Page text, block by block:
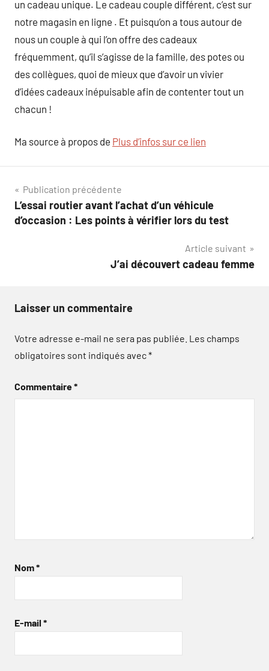
un cadeau unique. Le cadeau couple différent, c’est sur
notre magasin en ligne . Et puisqu’on a tous autour de
nous un couple à qui l’on offre des cadeaux
fréquemment, qu’il s’agisse de la famille, des potes ou
des collègues, quoi de mieux que d’avoir un vivier
d’idées cadeaux inépuisable afin de contenter tout un
chacun !
Ma source à propos de Plus d’infos sur ce lien
Navigation
de
Publication précédente
L’essai routier avant l’achat d’un véhicule
d’occasion : Les points à vérifier lors du test
Article suivant
J’ai découvert cadeau femme
Laisser un commentaire
Votre adresse e-mail ne sera pas publiée. Les champs
obligatoires sont indiqués avec*
Commentaire*
Nom*
E-mail *